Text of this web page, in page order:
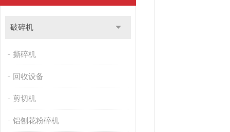
破碎机
撕碎机
回收设备
剪切机
铝刨花粉碎机